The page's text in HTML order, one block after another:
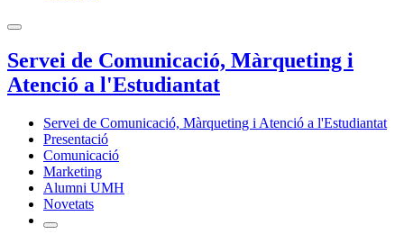
Servei de Comunicació, Màrqueting i
Atenció a l'Estudiantat
Servei de Comunicació, Màrqueting i Atenció a l'Estudiantat
Presentació
Comunicació
Marketing
Alumni UMH
Novetats